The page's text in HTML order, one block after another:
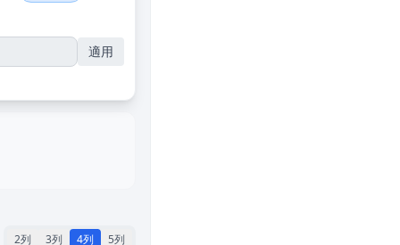
適用
2列 3列 4列 5列